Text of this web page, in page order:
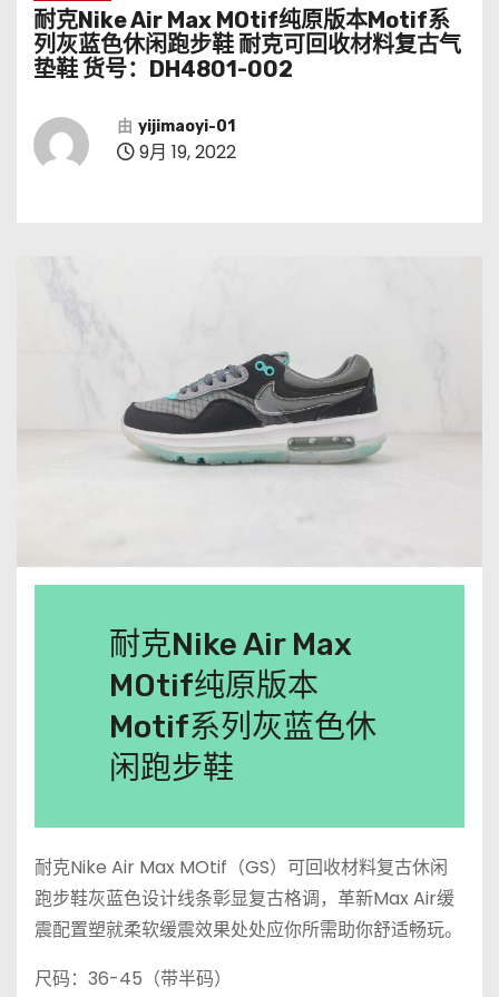
耐克Nike Air Max MOtif纯原版本Motif系
列灰蓝色休闲跑步鞋 耐克可回收材料复古气
垫鞋 货号：DH4801-002
由 yijimaoyi-01
9月 19, 2022
耐克Nike Air Max
MOtif纯原版本
Motif系列灰蓝色休
闲跑步鞋
耐克Nike Air Max MOtif（GS）可回收材料复古休闲
跑步鞋灰蓝色设计线条彰显复古格调，革新Max Air缓
震配置塑就柔软缓震效果处处应你所需助你舒适畅玩。
尺码：36-45（带半码）